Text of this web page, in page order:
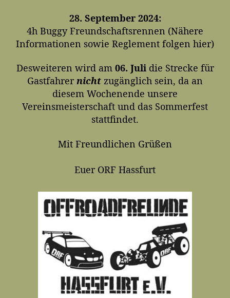
28. September 2024:
4h Buggy Freundschaftsrennen (Nähere
Informationen sowie Reglement folgen hier)
Desweiteren wird am06. Julidie Strecke für
Gastfahrer nicht zugänglich sein, da an
diesem Wochenende unsere
Vereinsmeisterschaft und das Sommerfest
stattfindet.
Mit Freundlichen Grüßen
Euer ORF Hassfurt